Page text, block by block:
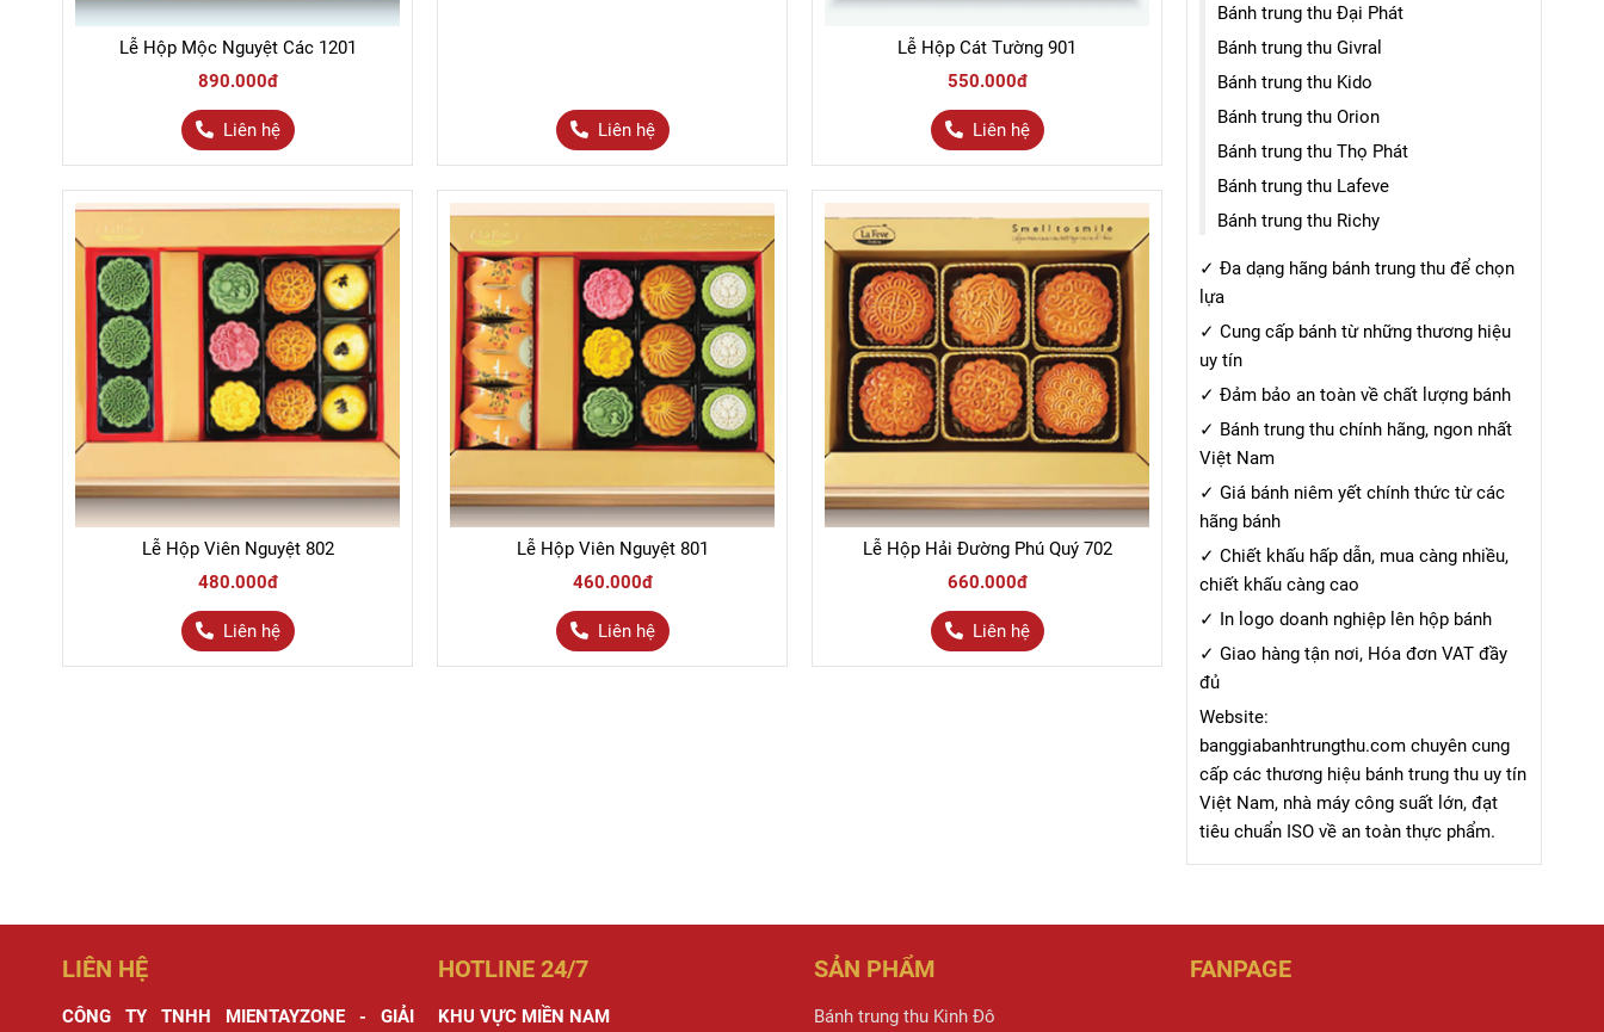
Lễ Hộp Mộc Nguyệt Các 1201
890.000đ
Liên hệ Liên hệ
Lễ Hộp Cát Tường 901
550.000đ
Liên hệ
Lễ Hộp Viên Nguyệt 802
480.000đ
Liên hệ
Lễ Hộp Viên Nguyệt 801
460.000đ
Liên hệ
Lễ Hộp Hải Đường Phú Quý 702
660.000đ
Liên hệ
nội dung cho công cụ tìm
kiếm.
Bánh trung thu Đại Phát
Bánh trung thu Givral
Bánh trung thu Kido
Bánh trung thu Orion
Bánh trung thu Thọ Phát
Bánh trung thu Lafeve
Bánh trung thu Richy
✓ Đa dạng hãng bánh trung thu để chọn
lựa
✓ Cung cấp bánh từ những thương hiệu
uy tín
✓ Đảm bảo an toàn về chất lượng bánh
✓ Bánh trung thu chính hãng, ngon nhất
Việt Nam
✓ Giá bánh niêm yết chính thức từ các
hãng bánh
✓ Chiết khấu hấp dẫn, mua càng nhiều,
chiết khấu càng cao
✓ In logo doanh nghiệp lên hộp bánh
✓ Giao hàng tận nơi, Hóa đơn VAT đầy
đủ
Website:
banggiabanhtrungthu.com chuyên cung
cấp các thương hiệu bánh trung thu uy tín
Việt Nam, nhà máy công suất lớn, đạt
tiêu chuẩn ISO về an toàn thực phẩm.
LIÊN HỆ
CÔNG TY TNHH MIENTAYZONE - GIẢI
HOTLINE 24/7
KHU VỰC MIỀN NAM
SẢN PHẨM
Bánh trung thu Kinh Đô
FANPAGE